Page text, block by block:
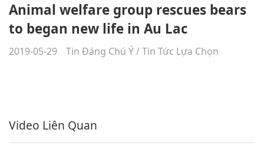
Animal welfare group rescues bears
to began new life in Au Lac
2019-05-29 Tin Đáng Chú Ý/Tin Tức Lựa Chọn
Video Liên Quan